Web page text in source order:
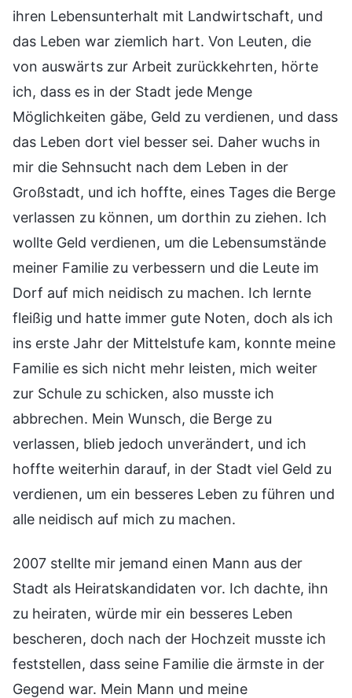
ihren Lebensunterhalt mit Landwirtschaft, und
das Leben war ziemlich hart. Von Leuten, die
von auswärts zur Arbeit zurückkehrten, hörte
ich, dass es in der Stadt jede Menge
Möglichkeiten gäbe, Geld zu verdienen, und dass
das Leben dort viel besser sei. Daher wuchs in
mir die Sehnsucht nach dem Leben in der
Großstadt, und ich hoffte, eines Tages die Berge
verlassen zu können, um dorthin zu ziehen. Ich
wollte Geld verdienen, um die Lebensumstände
meiner Familie zu verbessern und die Leute im
Dorf auf mich neidisch zu machen. Ich lernte
fleißig und hatte immer gute Noten, doch als ich
ins erste Jahr der Mittelstufe kam, konnte meine
Familie es sich nicht mehr leisten, mich weiter
zur Schule zu schicken, also musste ich
abbrechen. Mein Wunsch, die Berge zu
verlassen, blieb jedoch unverändert, und ich
hoffte weiterhin darauf, in der Stadt viel Geld zu
verdienen, um ein besseres Leben zu führen und
alle neidisch auf mich zu machen.
2007 stellte mir jemand einen Mann aus der
Stadt als Heiratskandidaten vor. Ich dachte, ihn
zu heiraten, würde mir ein besseres Leben
bescheren, doch nach der Hochzeit musste ich
feststellen, dass seine Familie die ärmste in der
Gegend war. Mein Mann und meine